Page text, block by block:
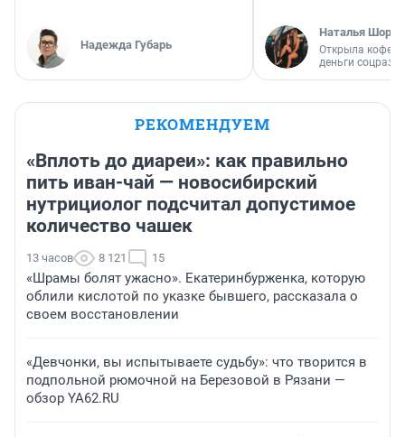
Надежда Губарь
Наталья
Открыла
деньги
РЕКОМЕНДУЕМ
«Вплоть до диареи»: как правильно
пить иван-чай — новосибирский
нутрициолог подсчитал допустимое
количество чашек
13 часов 8 121 15
«Шрамы болят ужасно». Екатеринбурженка, которую
облили кислотой по указке бывшего, рассказала о
своем восстановлении
«Девчонки, вы испытываете судьбу»: что творится в
подпольной рюмочной на Березовой в Рязани —
обзор YA62.RU